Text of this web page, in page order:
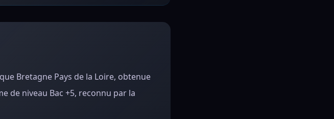
Bretagne Pays de la Loire, obtenue
de niveau Bac +5, reconnu par la